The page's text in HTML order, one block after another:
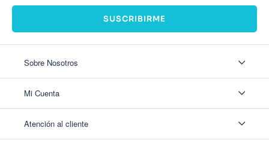
SUSCRIBIRME
Sobre Nosotros
Nuestas tiendas
Mi Cuenta
Ver mis Pedidos
Atención al cliente